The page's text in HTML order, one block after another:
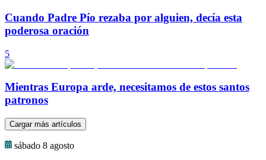
Cuando Padre Pío rezaba por alguien, decía esta
poderosa oración
5
Mientras Europa arde, necesitamos de estos santos
patronos
Cargar más artículos
sábado 8 agosto